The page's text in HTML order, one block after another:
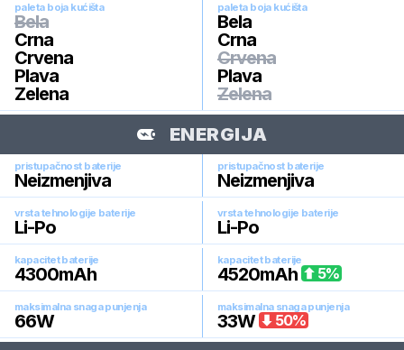
paleta boja kućišta
Bela
Crna
Crvena
Plava
Zelena
paleta boja kućišta
Bela
Crna
Crvena
Plava
Zelena
ENERGIJA
pristupačnost baterije
Neizmenjiva
pristupačnost baterije
Neizmenjiva
vrsta tehnologije baterije
Li-Po
vrsta tehnologije baterije
Li-Po
kapacitet baterije
4300mAh
kapacitet baterije
4520mAh 5%
maksimalna snaga punjenja
66W
maksimalna snaga punjenja
33W 50%